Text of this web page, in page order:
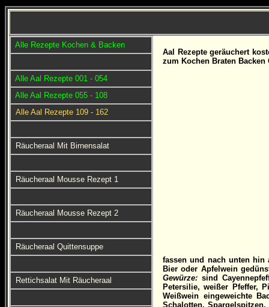
Alle Rezepte Kochen & Backen
Alle Aal Rezepte 001 - 054
Alle Aal Rezepte 055 - 108
Alle Aal Rezepte 109 - 162
Räucheraal Mit Birnensalat
Räucheraal Mousse Rezept 1
Räucheraal Mousse Rezept 2
Räucheraal Quittensuppe
Rettichsalat Mit Räucheraal
Aal
Rezepte geräuchert
zum Kochen Braten
fassen und nach unten hin
Bier oder Apfelwein
Gewürze: sind
Petersilie, weißer Pfeffer,
Weißwein eingeweichte
Schalotten, Spargelspitzen,